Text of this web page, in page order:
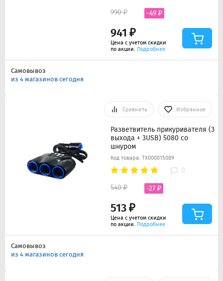
941 ₽
990 ₽ -49 ₽
Цена с учетом скидки
по акции. Подробнее
Самовывоз
из 4 магазинов сегодня
Сравнить Избранное
Разветвитель прикуривателя (3
выхода + 3USB) 5080 со
шнуром
Код товара: ТХ000015089
0
513 ₽
540 ₽ -27 ₽
Цена с учетом скидки
по акции. Подробнее
Самовывоз
из 4 магазинов сегодня